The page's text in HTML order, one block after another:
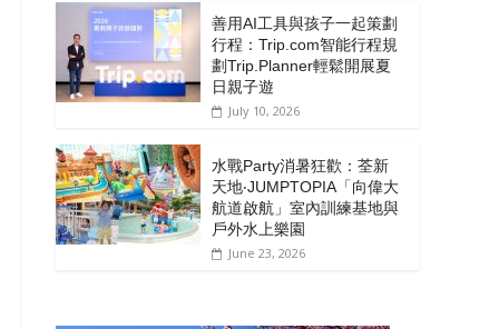
善用AI工具與孩子一起策劃
行程：Trip.com智能行程規
劃Trip.Planner輕鬆開展夏
日親子遊
July 10, 2026
水戰Party消暑狂歡：荃新
天地‧JUMPTOPIA「向偉大
航道啟航」室內訓練基地與
戶外水上樂園
June 23, 2026